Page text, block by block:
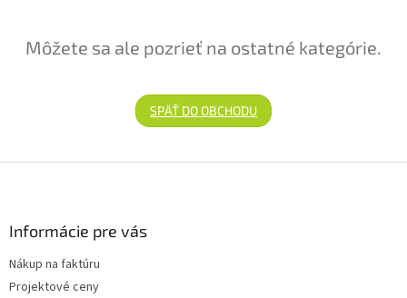
Môžete sa ale pozrieť na ostatné kategórie.
SPÄŤ DO OBCHODU
Informácie pre vás
Nákup na faktúru
Projektové ceny